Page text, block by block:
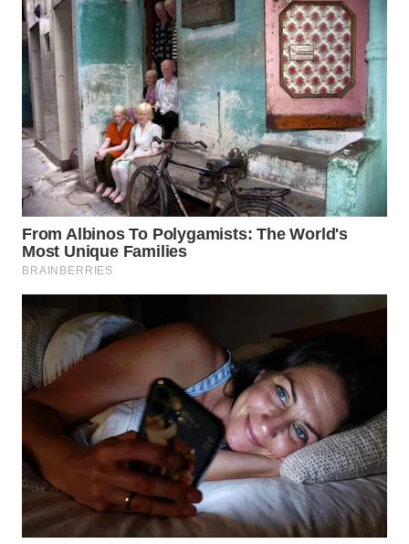
WN
BINJAI
WN
CIREBON
WN
INDRAMAYU
WN
KUNINGAN
WN
MAJALENGKA
WN
SUBANG
WN
SUKABUMI
WN
PURWAKARTA